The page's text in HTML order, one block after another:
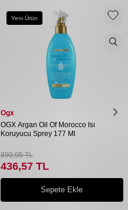
Yeni Ürün
Ogx
OGX Argan Oil Of Morocco Isı
Koruyucu Sprey 177 Ml
890,95TL
436,57TL
Sepete Ekle